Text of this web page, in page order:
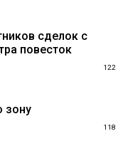
сделок с
повесток
122
зону
118